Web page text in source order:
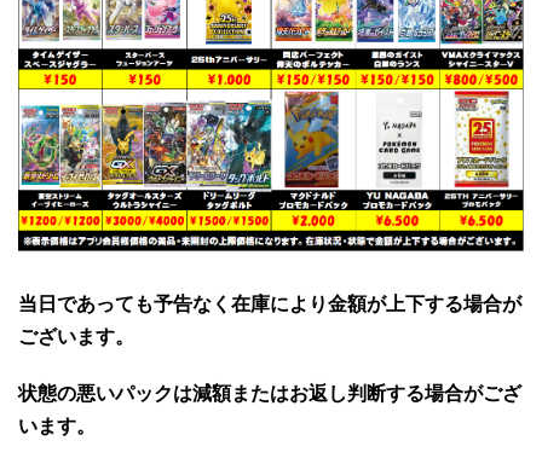
当日であっても予告なく在庫により金額が上下する場合が
ございます。
状態の悪いパックは減額またはお返し判断する場合がござ
います。